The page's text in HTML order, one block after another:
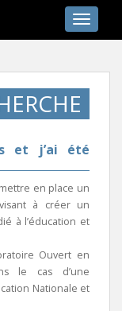
et j’ai été
mettre en place un
à créer un
à l’éducation et
Ouvert en
le cas d’une
Nationale et